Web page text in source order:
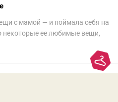
с мамой — и поймала себя на
некоторые ее любимые вещи,
что сама мода сделала шаг